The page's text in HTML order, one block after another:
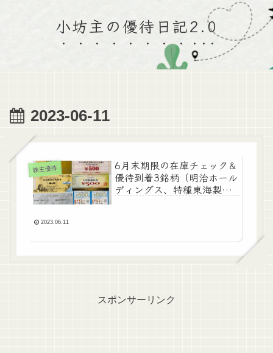
小坊主の優待日記2.0
2023-06-11
株主優待
6月末期限の在庫チェック＆
優待到着3銘柄（明治ホール
ディングス、特種東海製
2023.06.11
スポンサーリンク